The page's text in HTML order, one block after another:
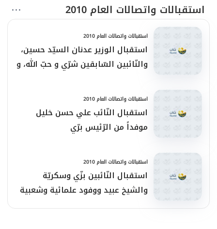
استقبالات واتصالات العام 2010
استقبالات واتصالات العام 2010
استقبال الوزير عدنان السيّد حسين،
والنّائبين السّابقين شرّي و حبّ الله، و
استقبالات واتصالات العام 2010
استقبال النّائب علي حسن خليل
موفداً من الرّئيس برّي
استقبالات واتصالات العام 2010
استقبال النّائبين بزّي وسكريّة
والشيخ عبيد ووفود علمائية وشعبية